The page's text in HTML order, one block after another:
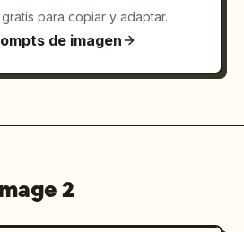
para copiar y adaptar.
de imagen
2